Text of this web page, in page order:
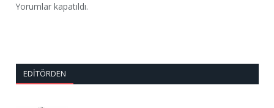
Yorumlar kapatıldı.
EDITÖRDEN